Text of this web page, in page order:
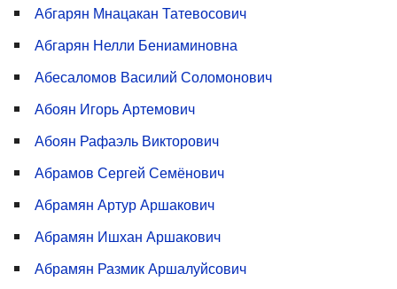
Абгарян Мнацакан Татевосович
Абгарян Нелли Бениаминовна
Абесаломов Василий Соломонович
Абоян Игорь Артемович
Абоян Рафаэль Викторович
Абрамов Сергей Семёнович
Абрамян Артур Аршакович
Абрамян Ишхан Аршакович
Абрамян Размик Аршалуйсович